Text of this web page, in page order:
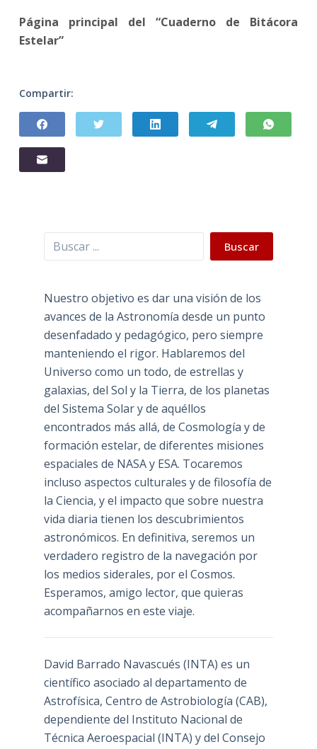
Página principal del “Cuaderno de Bitácora
Estelar”
Compartir:
Buscar Buscar
Nuestro objetivo es dar una visión de los
avances de la Astronomía desde un punto
desenfadado y pedagógico, pero siempre
manteniendo el rigor. Hablaremos del
Universo como un todo, de estrellas y
galaxias, del Sol y la Tierra, de los planetas
del Sistema Solar y de aquéllos
encontrados más allá, de Cosmología y de
formación estelar, de diferentes misiones
espaciales de NASA y ESA. Tocaremos
incluso aspectos culturales y de filosofía de
la Ciencia, y el impacto que sobre nuestra
vida diaria tienen los descubrimientos
astronómicos. En definitiva, seremos un
verdadero registro de la navegación por
los medios siderales, por el Cosmos.
Esperamos, amigo lector, que quieras
acompañarnos en este viaje.
David Barrado Navascués (INTA) es un
científico asociado al departamento de
Astrofísica, Centro de Astrobiología (CAB),
dependiente del Instituto Nacional de
Técnica Aeroespacial (INTA) y del Consejo